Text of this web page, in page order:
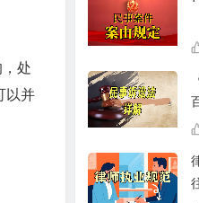
处
以并